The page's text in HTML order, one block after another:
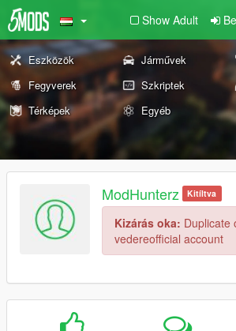
Show Adult
Eszközök Járművek
Fegyverek
Szkriptek
Térképek
Egyéb
ModHunterz Kitíltva
Kizárás oka: Duplicate
vedereofficial account